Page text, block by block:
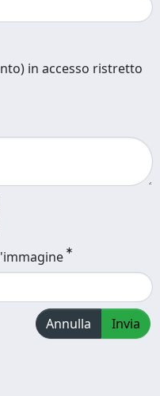
in accesso ristretto
Annulla Invia